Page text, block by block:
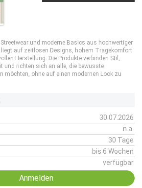
und moderne Basics aus hochwertiger
liegt auf zeitlosen Designs, hohem Tragekomfort
Herstellung. Die Produkte verbinden Stil,
und richten sich an alle, die bewusste
möchten, ohne auf einen modernen Look zu
30.07.2026
n.a.
30 Tage
bis 6 Wochen
verfügbar
Anmelden